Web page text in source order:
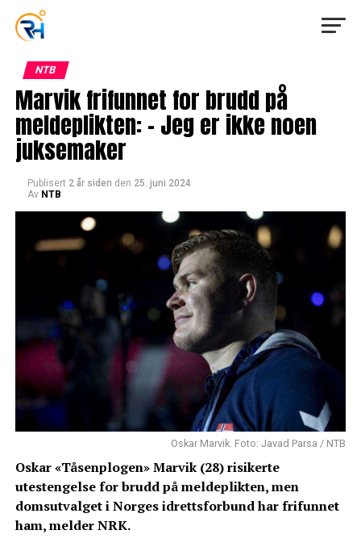
NTB
Marvik frifunnet for brudd på
meldeplikten: – Jeg er ikke noen
juksemaker
Publisert 2 år siden den 25. juni 2024
Av NTB
Oskar Marvik. Foto: Javad Parsa / NTB
Oskar «Tåsenplogen» Marvik (28) risikerte
utestengelse for brudd på meldeplikten, men
domsutvalget i Norges idrettsforbund har frifunnet
ham, melder NRK.